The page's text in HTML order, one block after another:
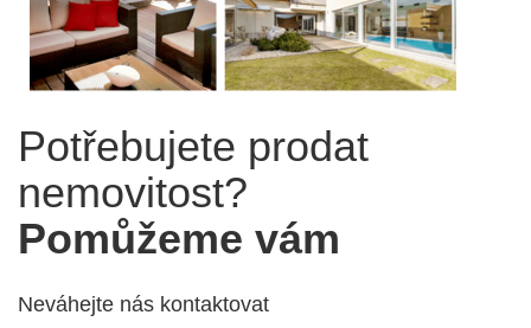
Potřebujete prodat
nemovitost?
Pomůžeme vám
Neváhejte nás kontaktovat